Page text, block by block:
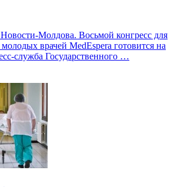
Молдова. Восьмой конгресс для
врачей MedEspera готовится на
служба Государственного …